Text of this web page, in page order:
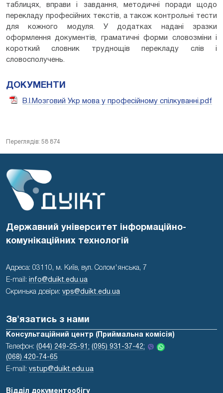
таблицях, вправи і завдання, методичні поради щодо
перекладу професійних текстів, а також контрольні тести
для кожного модуля. У додатках надані зразки
оформлення документів, граматичні форми словозміни і
короткий словник труднощів перекладу слів і
словосполучень.
ДОКУМЕНТИ
В.І.Мозговий Укр мова у професійному спілкуванні.pdf
Переглядів: 58 874
Державний університет інформаційно-
комунікаційних технологій
Адреса: 03110, м. Київ, вул. Солом'янська, 7
E-mail:
info@duikt.edu.ua
Скринька довіри: vps@duikt.edu.ua
Зв'язатись з нами
Консультаційний центр (Приймальна комісія)
Телефон: (044) 249-25-91; (095) 931-37-42;
(068) 420-74-65
E-mail: vstup@duikt.edu.ua
Відділ документообігу